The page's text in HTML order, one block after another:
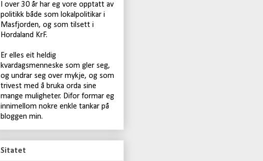
I over 30 år har eg vore opptatt av
politikk både som lokalpolitikar i
Masfjorden, og som tilsett i
Hordaland KrF.
Er elles eit heldig
kvardagsmenneske som gler seg,
og undrar seg over mykje, og som
trivest med å bruka orda sine
mange muligheter. Difor formar eg
innimellom nokre enkle tankar på
bloggen min.
Sitatet